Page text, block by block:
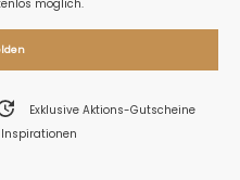
möglich.
Exklusive Aktions-Gutscheine
Inspirationen